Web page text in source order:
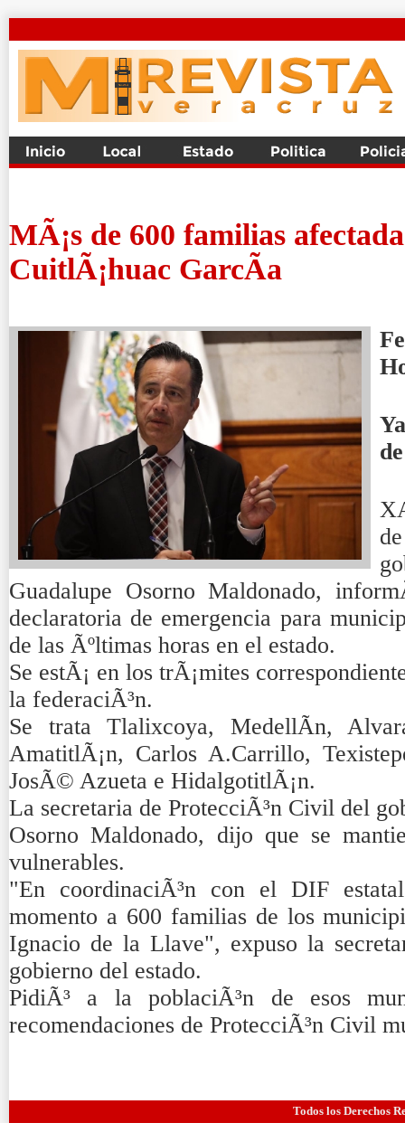
MÃ¡s de 600 familias
CuitlÃ¡huac GarcÃ­a
Guadalupe Osorno Maldonado,
declaratoria de emergencia para
de las Ãºltimas horas en el estado.
Se estÃ¡ en los trÃ¡mites
la federaciÃ³n.
Se trata Tlalixcoya, MedellÃ­n,
AmatitlÃ¡n, Carlos A.Carrillo,
JosÃ© Azueta e HidalgotitlÃ¡n.
La secretaria de ProtecciÃ³n Civil del
Osorno Maldonado, dijo que se
vulnerables.
"En coordinaciÃ³n con el DIF
momento a 600 familias de los
Ignacio de la Llave", expuso la
gobierno del estado.
PidiÃ³ a la poblaciÃ³n de esos
recomendaciones de ProtecciÃ³n Civil
Todos los Derechos